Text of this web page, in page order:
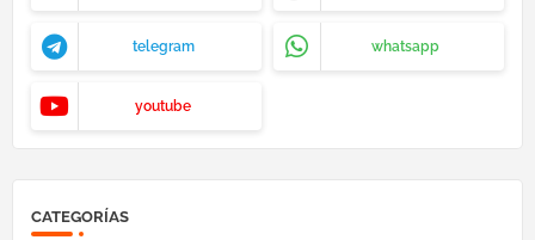
telegram whatsapp
youtube
CATEGORÍAS